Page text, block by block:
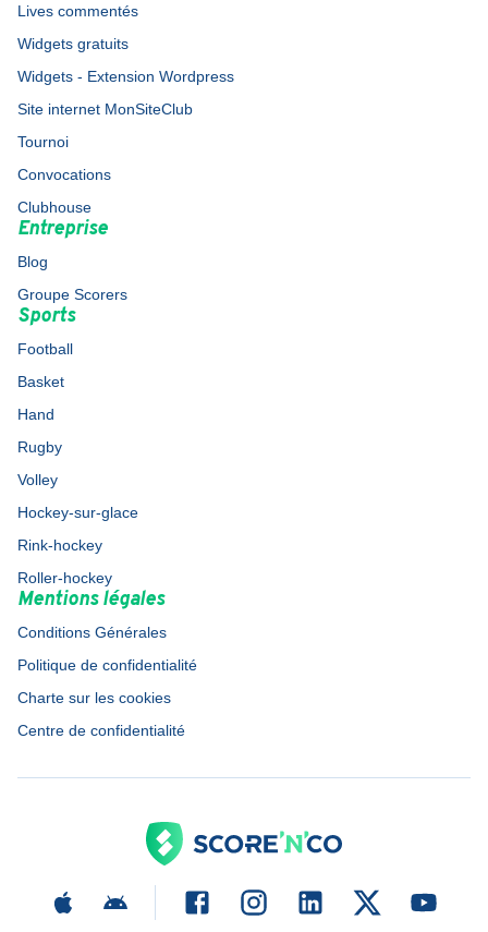
Lives commentés
Widgets gratuits
Widgets - Extension Wordpress
Site internet MonSiteClub
Tournoi
Convocations
Clubhouse
Entreprise
Blog
Groupe Scorers
Sports
Football
Basket
Hand
Rugby
Volley
Hockey-sur-glace
Rink-hockey
Roller-hockey
Mentions légales
Conditions Générales
Politique de confidentialité
Charte sur les cookies
Centre de confidentialité